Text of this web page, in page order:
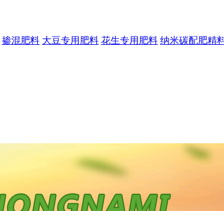
掺混肥料 大豆专用肥料 花生专用肥料 纳米碳配肥精